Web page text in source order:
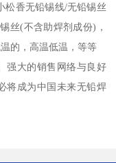
松香无铅锡线/无铅锡丝
丝(不含助焊剂成份)，
的，高温低温，等等
强大的销售网络与良好
将成为中国未来无铅焊